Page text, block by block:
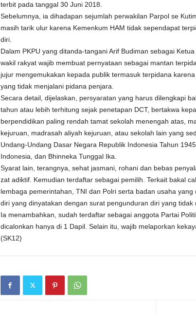
terbit pada tanggal 30 Juni 2018.
Sebelumnya, ia dihadapan sejumlah perwakilan Parpol se
masih tarik ulur karena Kemenkum HAM tidak sependapat
diri.
Dalam PKPU yang ditanda-tangani Arif Budiman sebagai
wakil rakyat wajib membuat pernyataan sebagai mantan
jujur mengemukakan kepada publik termasuk terpidana
yang tidak menjalani pidana penjara.
Secara detail, dijelaskan, persyaratan yang harus dilengkapi
tahun atau lebih terhitung sejak penetapan DCT, bertakwa
berpendidikan paling rendah tamat sekolah menengah atas,
kejuruan, madrasah aliyah kejuruan, atau sekolah lain yang
Undang-Undang Dasar Negara Republik Indonesia Tahun
Indonesia, dan Bhinneka Tunggal Ika.
Syarat lain, terangnya, sehat jasmani, rohani dan bebas
zat adiktif. Kemudian terdaftar sebagai pemilih. Terkait bakal
lembaga pemerintahan, TNI dan Polri serta badan usaha
diri yang dinyatakan dengan surat pengunduran diri yang tidak
Ia menambahkan, sudah terdaftar sebagai anggota Partai
dicalonkan hanya di 1 Dapil. Selain itu, wajib melaporkan
(SK12)